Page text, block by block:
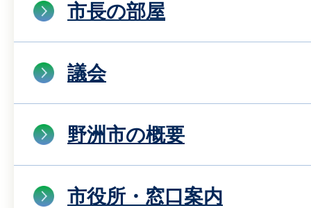
市長の部屋
議会
野洲市の概要
市役所・窓口案内